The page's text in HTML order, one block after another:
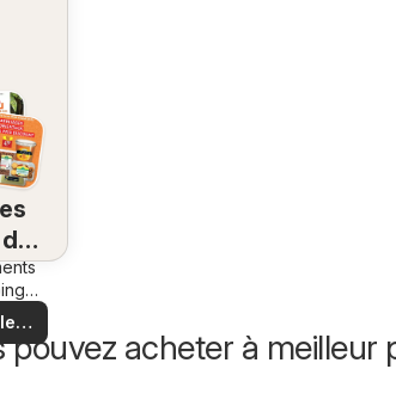
pouvez acheter à meilleur